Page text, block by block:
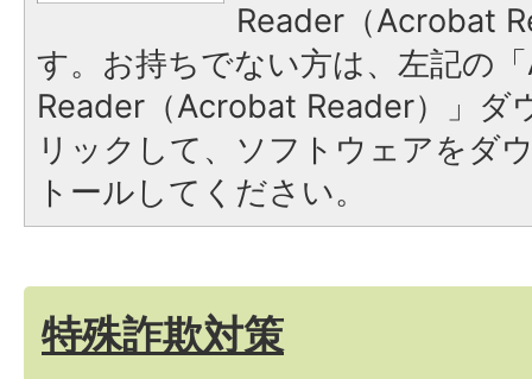
Reader（Acrobat
す。お持ちでない方は、左記の
Reader（Acrobat Reader）」ダ
リックして、ソフトウェアをダ
トールしてください。
特殊詐欺対策